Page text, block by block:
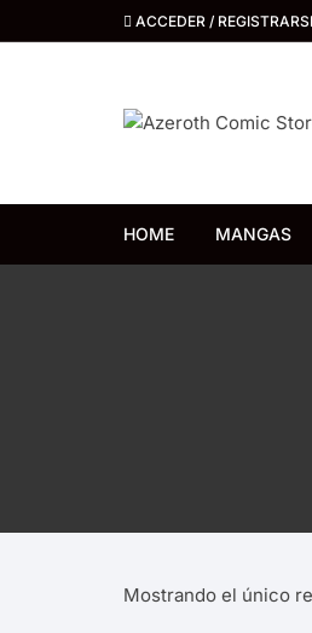
al
ACCEDER /
HOME MANGAS
Planeta
Mostrando el único